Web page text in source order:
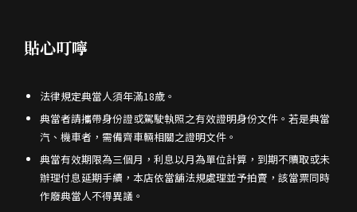
貼心叮嚀
法律規定典當人須年滿18歲。
典當者請攜帶身份證或駕駛執照之有效證明身份文件。若是典當
汽、機車者，需備齊車輛相關之證明文件。
典當有效期限為三個月，利息以月為單位計算，到期不贖取或未
辦理付息延期手續，本店依當舖法規處理並予拍賣，該當票同時
作廢典當人不得異議。